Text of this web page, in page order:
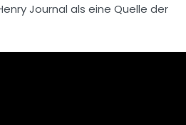
Journal als eine Quelle der